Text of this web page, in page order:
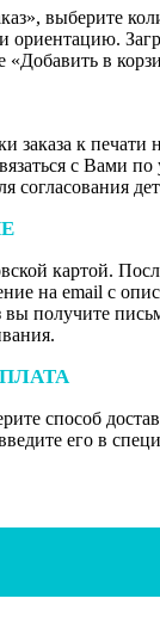
выберите
ориентацию.
в
заказа к печати
с Вами по
согласования
картой.
на email с
вы получите
способ
его в